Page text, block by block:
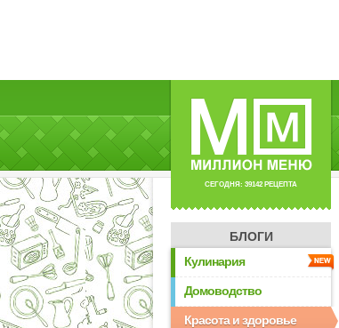
СЕГОДНЯ: 39142 РЕЦЕПТА
БЛОГИ
Кулинария
Домоводство
Красота и здоровье